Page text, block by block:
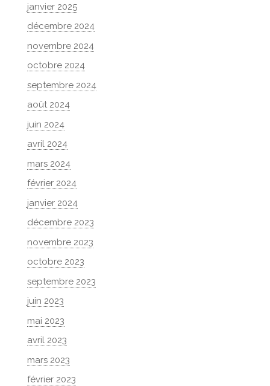
janvier 2025
décembre 2024
novembre 2024
octobre 2024
septembre 2024
août 2024
juin 2024
avril 2024
mars 2024
février 2024
janvier 2024
décembre 2023
novembre 2023
octobre 2023
septembre 2023
juin 2023
mai 2023
avril 2023
mars 2023
février 2023